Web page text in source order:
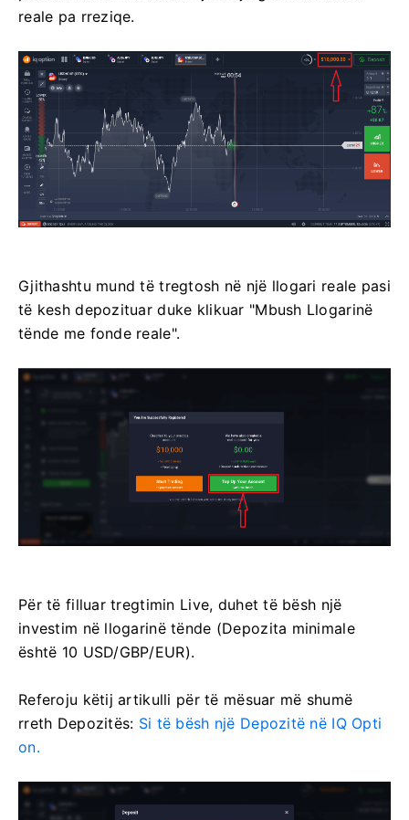
reale pa rreziqe.
Gjithashtu mund të tregtosh në një llogari reale pasi
të kesh depozituar duke klikuar "Mbush Llogarinë
tënde me fonde reale".
Për të filluar tregtimin Live, duhet të bësh një
investim në llogarinë tënde (Depozita minimale
është 10 USD/GBP/EUR).
Referoju këtij artikulli për të mësuar më shumë
rreth Depozitës: Si të bësh një Depozitë në IQ Opti
on.